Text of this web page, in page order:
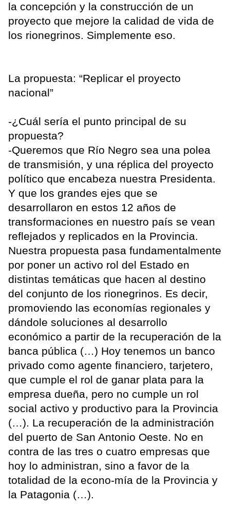
la concepción y la construcción de un
proyecto que mejore la calidad de vida de
los rionegrinos. Simplemente eso.
La propuesta: “Replicar el proyecto
nacional”
-¿Cuál sería el punto principal de su
propuesta?
-Queremos que Río Negro sea una polea
de transmisión, y una réplica del proyecto
político que encabeza nuestra Presidenta.
Y que los grandes ejes que se
desarrollaron en estos 12 años de
transformaciones en nuestro país se vean
reflejados y replicados en la Provincia.
Nuestra propuesta pasa fundamentalmente
por poner un activo rol del Estado en
distintas temáticas que hacen al destino
del conjunto de los rionegrinos. Es decir,
promoviendo las economías regionales y
dándole soluciones al desarrollo
económico a partir de la recuperación de la
banca pública (…) Hoy tenemos un banco
privado como agente financiero, tarjetero,
que cumple el rol de ganar plata para la
empresa dueña, pero no cumple un rol
social activo y productivo para la Provincia
(…). La recuperación de la administración
del puerto de San Antonio Oeste. No en
contra de las tres o cuatro empresas que
hoy lo administran, sino a favor de la
totalidad de la econo-mía de la Provincia y
la Patagonia (…).